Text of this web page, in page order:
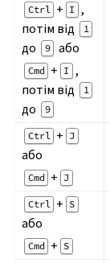
Ctrl + I ,
потім від
1
до 9 або
Cmd + I ,
потім від
1
до 9
Ctrl + J
або
Cmd + J
Ctrl + S
або
Cmd + S